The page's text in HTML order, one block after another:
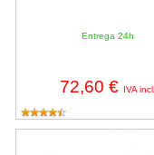
Entrega 24h
72,60 € IVA incl.